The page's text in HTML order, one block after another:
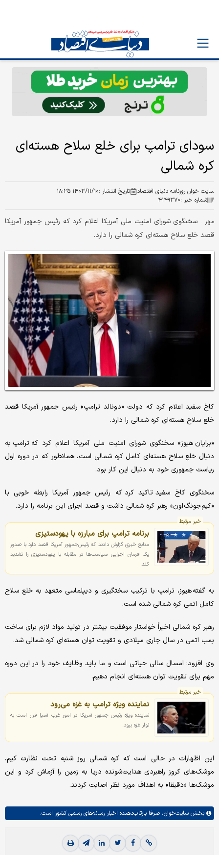
سودای ترامپ برای خلع سلاح هسته‌ای
کره شمالی
سایت خوان روزنامه دنیای اقتصاد تاریخ انتشار :۱۴۰۳/۱۱/۱۰ ۱۸:۳۵
شماره خبر :۴۱۴۹۳۷۰
مهر : سخنگوی شورای امنیت ملی آمریکا اعلام کرد که رئیس جمهور آمریکا
قصد خلع سلاح هسته‌ای کره شمالی را دارد.
کاخ سفید اعلام کرد که دولت «دونالد ترامپ» رئیس جمهور آمریکا قصد
خلع سلاح هسته‌ای کره شمالی را دارد.
«برایان هیوز» سخنگوی شورای امنیت ملی آمریکا اعلام کرد که ترامپ به
دنبال خلع سلاح هسته‌ای کامل کره شمالی است، همانطور که در دوره اول
ریاست جمهوری خود به دنبال این کار بود.
سخنگوی کاخ سفید تاکید کرد که رئیس جمهور آمریکا رابطه خوبی با
«کیم جونگ اون» رهبر کره شمالی داشت و قصد اجرای این برنامه را دارد.
خبر مرتبط
برنامه ترامپ برای مبارزه با یهودستیزی
منابع خبری گزارش دادند که رئیس‌جمهور آمریکا قصد دارد با صدور
یک فرمان اجرایی سیاست‌ها در مقابله با یهودستیزی را تشدید
کند.
به گفته هیوز، ترامپ با ترکیب سختگیری و دیپلماسی متعهد به خلع سلاح
کامل اتمی کره شمالی شده است.
رهبر کره شمالی اخیراً خواستار موفقیت بیشتر در تولید مواد لازم برای ساخت
بمب اتمی در سال جاری میلادی و تقویت توان هسته‌ای کره شمالی شد.
وی افزود: امسال سالی حیاتی است و ما باید وظایف خود را در این دوره
مهم برای تقویت توان هسته‌ای انجام دهیم.
خبر مرتبط
نماینده ویژه ترامپ به غزه می‌رود
نماینده ویژه رئیس جمهور آمریکا در امور غرب آسیا قرار است به
نوار غزه برود.
این اظهارات در حالی است که کره شمالی روز شنبه تحت نظارت کیم،
موشک‌های کروز راهبردی هدایت‌شونده دریا به زمین را آزماش کرد و این
موشک‌ها «دقیقا» به اهداف مورد نظر اصابت کردند.
بخش سایت‌خوان، صرفا بازتاب‌دهنده اخبار رسانه‌های رسمی کشور است.